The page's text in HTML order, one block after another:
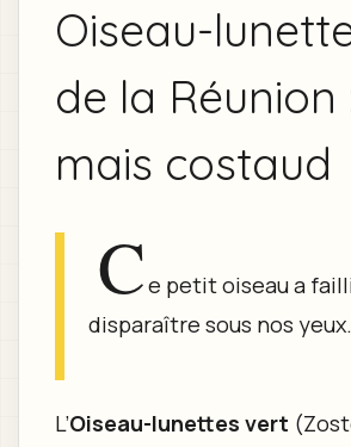
Oiseau-
de la Réunion
mais costaud
Ce petit oiseau a
disparaître sous nos yeux.
L’Oiseau-lunettes vert